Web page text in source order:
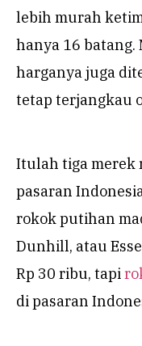
lebih murah
hanya 16
harganya juga
tetap terjangkau
Itulah tiga merek
pasaran
rokok putihan
Dunhill, atau
Rp 30 ribu, tapi
di pasaran